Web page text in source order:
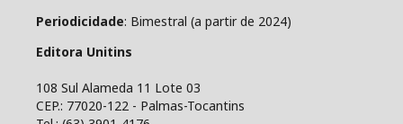
Periodicidade: Bimestral (a partir de 2024)
Editora Unitins
108 Sul Alameda 11 Lote 03
CEP.: 77020-122 - Palmas-Tocantins